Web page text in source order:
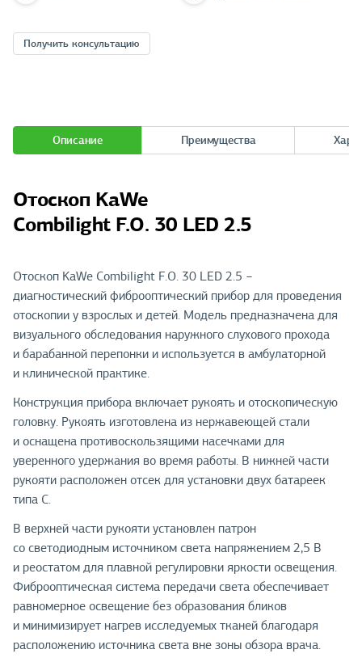
Получить консультацию
Описание Преимущества
Отоскоп KaWe
Combilight F.O. 30 LED 2.5
Отоскоп KaWe Combilight F.O. 30 LED 2.5 −
диагностический фиброоптический прибор для проведения
отоскопии у взрослых и детей. Модель предназначена для
визуального обследования наружного слухового прохода
и барабанной перепонки и используется в амбулаторной
и клинической практике.
Конструкция прибора включает рукоять и отоскопическую
головку. Рукоять изготовлена из нержавеющей стали
и оснащена противоскользящими насечками для
уверенного удержания во время работы. В нижней части
рукояти расположен отсек для установки двух батареек
типа C.
В верхней части рукояти установлен патрон
со светодиодным источником света напряжением 2,5 В
и реостатом для плавной регулировки яркости освещения.
Фиброоптическая система передачи света обеспечивает
равномерное освещение без образования бликов
и минимизирует нагрев исследуемых тканей благодаря
расположению источника света вне зоны обзора врача.